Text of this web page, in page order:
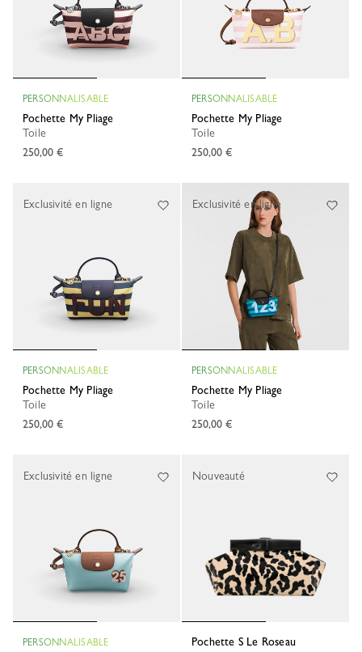
PERSONNALISABLE
Pochette My Pliage
Toile
250,00 €
PERSONNALISABLE
Pochette My Pliage
Toile
250,00 €
PERSONNALISABLE
Pochette My Pliage
Toile
250,00 €
Exclusivité en ligne
PERSONNALISABLE
Pochette My Pliage
Toile
250,00 €
Exclusivité en ligne
PERSONNALISABLE
Exclusivité en ligne
Pochette S Le Roseau
Nouveauté